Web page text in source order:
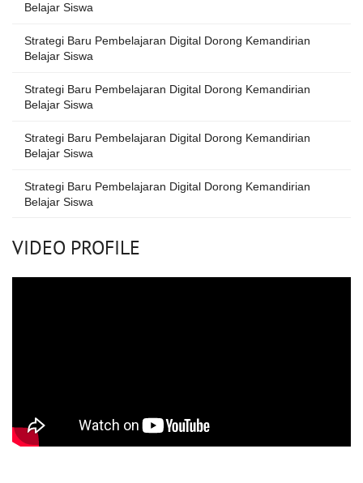
Belajar Siswa
Strategi Baru Pembelajaran Digital Dorong Kemandirian
Belajar Siswa
Strategi Baru Pembelajaran Digital Dorong Kemandirian
Belajar Siswa
Strategi Baru Pembelajaran Digital Dorong Kemandirian
Belajar Siswa
Strategi Baru Pembelajaran Digital Dorong Kemandirian
Belajar Siswa
VIDEO PROFILE